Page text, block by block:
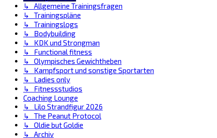
↳ Allgemeine Trainingsfragen
↳ Trainingspläne
↳ Trainingslogs
↳ Bodybuilding
↳ KDK und Strongman
↳ Functional fitness
↳ Olympisches Gewichtheben
↳ Kampfsport und sonstige Sportarten
↳ Ladies only
↳ Fitnessstudios
Coaching Lounge
↳ Lilo Strandfigur 2026
↳ The Peanut Protocol
↳ Oldie but Goldie
↳ Archiv